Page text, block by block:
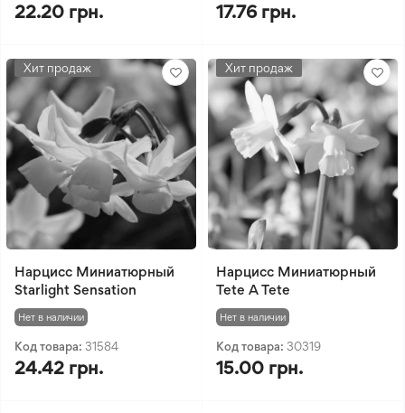
22.20 грн. 17.76 грн.
Хит продаж
Нарцисс Миниатюрный
Starlight Sensation
Нет в наличии
Код товара: 31584
24.42 грн.
Хит продаж
Нарцисс Миниатюрный
Tete A Tete
Нет в наличии
Код товара: 30319
15.00 грн.